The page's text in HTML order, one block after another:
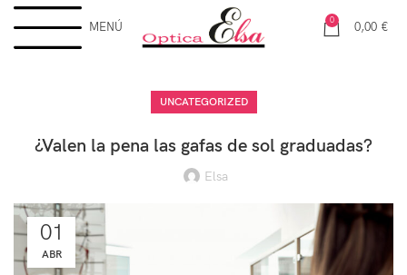
MENÚ 0 0,00 €
UNCATEGORIZED
¿Valen la pena las gafas de sol graduadas?
Elsa
01
ABR